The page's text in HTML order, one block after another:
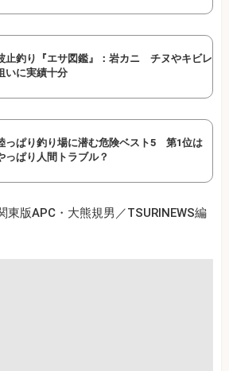
止釣り『エサ図鑑』：岩カニ チヌやキビレ
いに実績十分
っぱり釣り場に潜む危険ベスト5 第1位は
っぱり人間トラブル？
東版APC・大熊規男／TSURINEWS編